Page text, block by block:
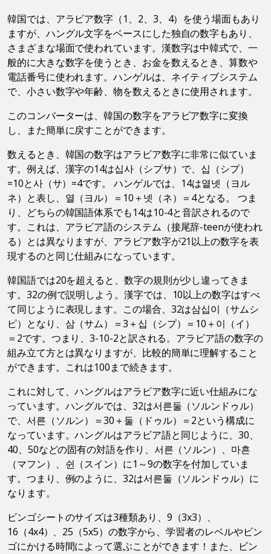
韓国では、アラビア数字（1、2、3、4）を使う場面もあり
ますが、ハングル文字をベースにした独自の数字もあり、
さまざまな場面で使われています。漢数字は中韓式で、一
般的に大きな数字を使うとき、お金を数えるとき、算数や
電話番号に使われます。ハンゲルは、ネイティブシステム
で、小さい数字や年齢、物を数えるときに使用されます。
このコンバーターは、韓国の数字をアラビア数字に変換
し、また簡単に戻すことができます。
数えるとき、韓国の数字はアラビア数字に非常に似ていま
す。例えば、漢字の14は십사（シプサ）で、십（シプ）
=10と사（サ）=4です。 ハンゲルでは、14は열넷（ヨル
ネ）と表し、열（ヨル）＝10＋넷（ネ）＝4となる。 つま
り、どちらの韓国語体系でも14は10-4と音訳されるので
す。これは、アラビア語のシステム（接尾辞-teenが使われ
る）とは異なりますが、アラビア数字が21以上の数字を表
現するのと同じ仕組みになっています。
韓国語では20を超えると、数字の規則が少し違ってきま
す。32の例で説明しよう。漢字では、10以上の数字はすべ
て同じように表現します。この場合、32は삼십이（サムシ
ピ）となり、삼（サム）＝3＋십（シプ）＝10＋이（イ）
＝2です。つまり、3-10-2と訳される。アラビア語の数字の
組み立て方とは異なりますが、比較的簡単に理解すること
ができます。これは100まで続きます。
これに対して、ハングルはアラビア数字に近い仕組みにな
っています。ハングルでは、32は서른둘（ソルンドゥル）
で、서른（ソルン）＝30＋둘（ドゥル）＝2という構成に
なっています。ハングルはアラビア語と同じように、30、
40、50などの固有の対語を作り、서른（ソルン）、마흔
（マフン）、쉰（スイン）に1～9の数字を付加していま
す。つまり、例のように、32は서른둘（ソルンドゥル）に
なります。
ビンゴシートのサイズは3種類あり、9（3x3）、
16（4x4）、25（5x5）の数字から、学習者のレベルやビン
ゴにかける時間によって選ぶことができます！また、ビン